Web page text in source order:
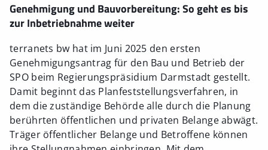
Genehmigung und Bauvorbereitung: So geht es bis
zur Inbetriebnahme weiter
terranets bw hat im Juni 2025 den ersten
Genehmigungsantrag für den Bau und Betrieb der
SPO beim Regierungspräsidium Darmstadt gestellt.
Damit beginnt das Planfeststellungsverfahren, in
dem die zuständige Behörde alle durch die Planung
berührten öffentlichen und privaten Belange abwägt.
Träger öffentlicher Belange und Betroffene können